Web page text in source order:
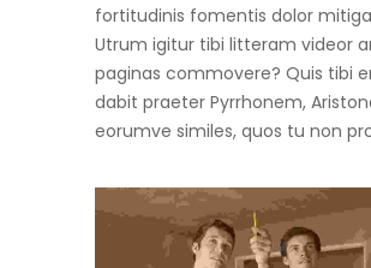
fortitudinis fomentis dolor
Utrum igitur tibi litteram videor
paginas commovere? Quis tibi
dabit praeter Pyrrhonem,
eorumve similes, quos tu non